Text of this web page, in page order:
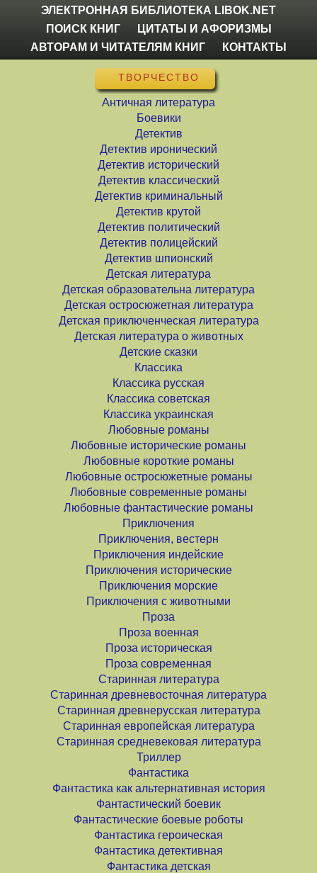
ЭЛЕКТРОННАЯ БИБЛИОТЕКА LIBOK.NET
ПОИСК КНИГ
ЦИТАТЫ И АФОРИЗМЫ
АВТОРАМ И ЧИТАТЕЛЯМ КНИГ
КОНТАКТЫ
ТВОРЧЕСТВО
Античная литература
Боевики
Детектив
Детектив иронический
Детектив исторический
Детектив классический
Детектив криминальный
Детектив крутой
Детектив политический
Детектив полицейский
Детектив шпионский
Детская литература
Детская образовательна литература
Детская остросюжетная литература
Детская приключенческая литература
Детская литература о животных
Детские сказки
Классика
Классика русская
Классика советская
Классика украинская
Любовные романы
Любовные исторические романы
Любовные короткие романы
Любовные остросюжетные романы
Любовные современные романы
Любовные фантастические романы
Приключения
Приключения, вестерн
Приключения индейские
Приключения исторические
Приключения морские
Приключения с животными
Проза
Проза военная
Проза историческая
Проза современная
Старинная литература
Старинная древневосточная литература
Старинная древнерусская литература
Старинная европейская литература
Старинная средневековая литература
Триллер
Фантастика
Фантастика как альтернативная история
Фантастический боевик
Фантастические боевые роботы
Фантастика героическая
Фантастика детективная
Фантастика детская